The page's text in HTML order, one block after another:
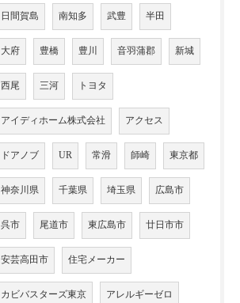
日間賀島 南知多 武豊 半田
大府 豊橋 豊川 音羽蒲郡 新城
西尾 三河 トヨタ
アイディホーム株式会社 アクセス
ドアノブ UR 常滑 師崎 東京都
神奈川県 千葉県 埼玉県 広島市
呉市 尾道市 東広島市 廿日市市
安芸高田市 住宅メーカー
カビバスターズ東京 アレルギーゼロ